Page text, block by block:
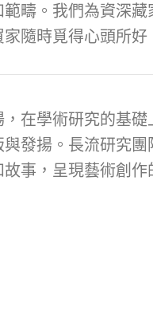
疇。我們為資深
隨時覓得心頭所好
在學術研究的基
發揚。長流研究
事，呈現藝術創作